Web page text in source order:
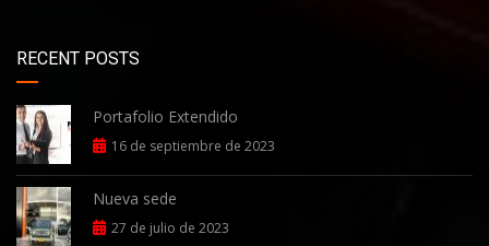
RECENT POSTS
Portafolio Extendido
16 de septiembre de 2023
Nueva sede
27 de julio de 2023